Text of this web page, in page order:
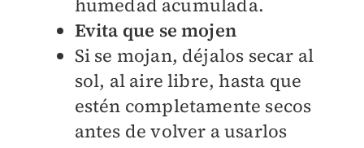
humedad acumulada.
Evita que se mojen
Si se mojan, déjalos secar al
sol, al aire libre, hasta que
estén completamente secos
antes de volver a usarlos